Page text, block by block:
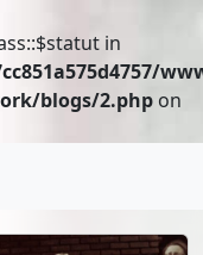
in
blogs/2.php on